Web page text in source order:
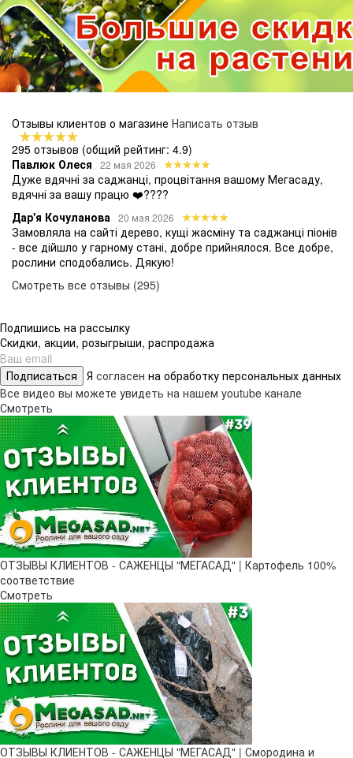
Отзывы клиентов о магазине Написать отзыв
295 отзывов (общий рейтинг: 4.9)
Павлюк Олеся
22 мая 2026
Дуже вдячні за саджанці, процвітання вашому Мегасаду,
вдячні за вашу працю ❤️????
Дар'я Кочуланова 20 мая 2026
Замовляла на сайті дерево, кущі жасміну та саджанці піонів
- все дійшло у гарному стані, добре прийнялося. Все добре,
рослини сподобались. Дякую!
Смотреть все отзывы (295)
Подпишись на рассылку
Скидки, акции, розыгрыши, распродажа
Подписаться Я согласен на обработку персональных данных
Все видео вы можете увидеть на нашем youtube канале
Смотреть
ОТЗЫВЫ КЛИЕНТОВ - САЖЕНЦЫ "МЕГАСАД" | Картофель 100%
соответствие
Смотреть
ОТЗЫВЫ КЛИЕНТОВ - САЖЕНЦЫ "МЕГАСАД" | Смородина и